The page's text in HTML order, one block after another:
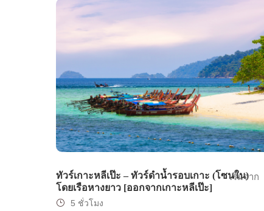
ทัวร์เกาะหลีเป๊ะ – ทัวร์ดำน้ำรอบเกาะ (โซนใน)
โดยเรือหางยาว [ออกจากเกาะหลีเป๊ะ]
เริ่มจาก
5 ชั่วโมง